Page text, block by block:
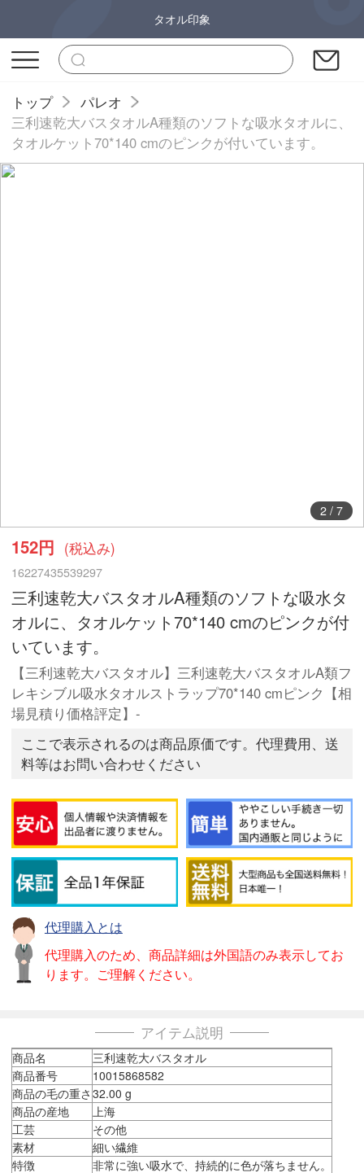
タオル印象
トップ
パレオ
三利速乾大バスタオルA種類のソフトな吸水タオルに、
タオルケット70*140 cmのピンクが付いています。
2/ 7
152円 (税込み)
16227435539297
三利速乾大バスタオルA種類のソフトな吸水タ
オルに、タオルケット70*140 cmのピンクが付
いています。
【三利速乾大バスタオル】三利速乾大バスタオルA類フ
レキシブル吸水タオルストラップ70*140 cmピンク【相
場見積り価格評定】-
ここで表示されるのは商品原価です。代理費用、送
料等はお問い合わせください
代理購入とは
代理購入のため、商品詳細は外国語のみ表示してお
ります。ご理解ください。
アイテム説明
商品名
三利速乾大バスタオル
商品番号
10015868582
商品の毛の重さ 32.00 g
商品の産地
上海
工芸
その他
素材
細い繊維
特徴
非常に強い吸水で、持続的に色が落ちません。